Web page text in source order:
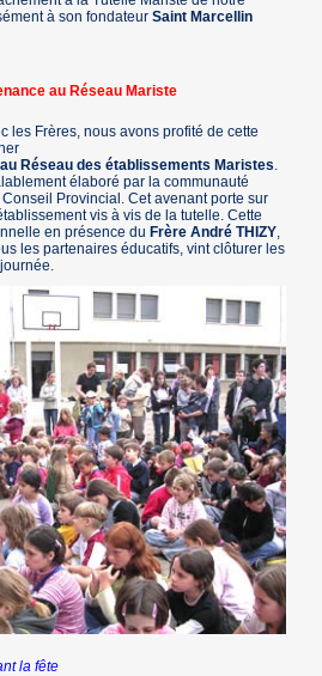
à son fondateurSaint Marcellin
au Réseau Mariste
les Frères, nous avons profité de cette
Réseau des établissements Maristes.
élaboré par la communauté
Provincial. Cet avenant porte sur
vis à vis de la tutelle. Cette
en présence du Frère André THIZY,
les partenaires éducatifs, vint clôturer les
la fête